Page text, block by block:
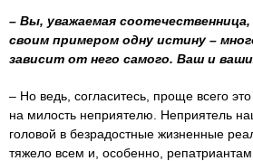
– Вы, уважаемая
своим примером одну истину –
зависит от него самого. Ваш и
– Но ведь, согласитесь, проще всего это
на милость неприятелю. Неприятель
головой в безрадостные жизненные
тяжело всем и, особенно,